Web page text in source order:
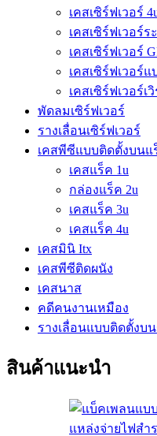
เคสเซิร์ฟเวอร์
เคสเซิร์ฟเวอร์
เคสเซิร์ฟเวอร์
เคสเซิร์ฟเวอร์แ
เคสเซิร์ฟเวอร์เ
พัดลมเซิร์ฟเวอร์
รางเลื่อนเซิร์ฟเวอร์
เคสพีซีแบบติดตั้งบนแ
เคสแร็ค 1u
กล่องแร็ค 2u
เคสแร็ค 3u
เคสแร็ค 4u
เคสมินิ Itx
เคสพีซีติดผนัง
เคสนาส
คดีคนงานเหมือง
รางเลื่อนแบบติดตั้งบ
สินค้าแนะนำ